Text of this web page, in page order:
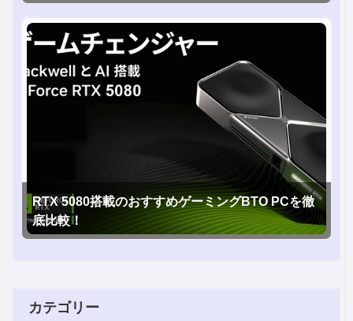
RTX 5080搭載のおすすめゲーミングBTO PCを徹
底比較！
カテゴリー